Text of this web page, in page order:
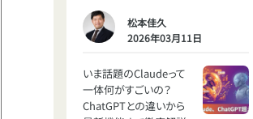
松本佳久
2026年03月11日
いま話題のClaudeって
一体何がすごいの？
ChatGPTとの違いから